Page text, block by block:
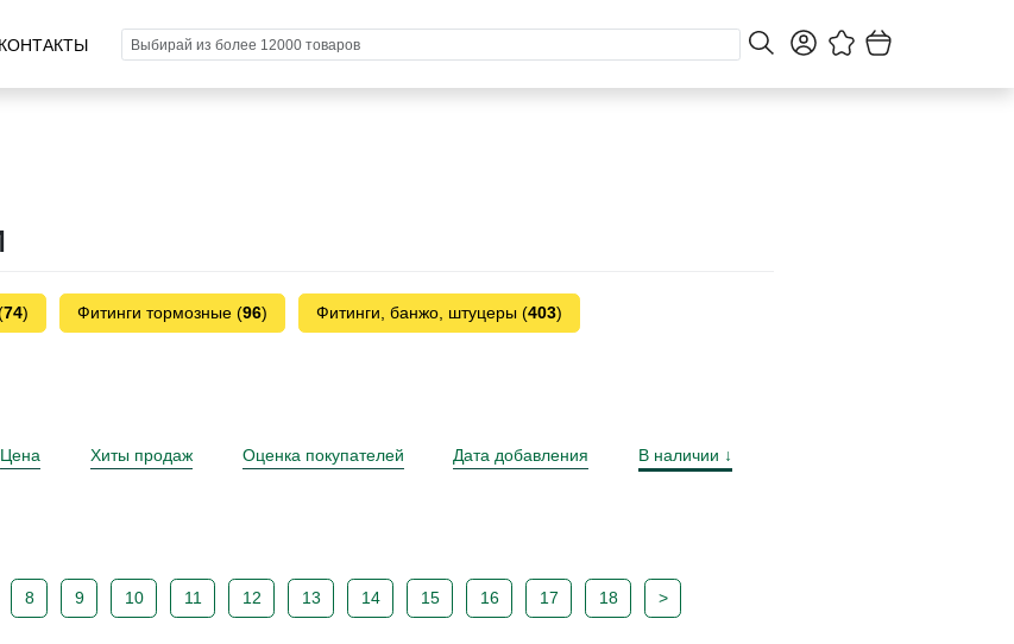
КОНТАКТЫ
74) Фитинги тормозные (96) Фитинги, банжо, штуцеры (403)
Цена Хиты продаж Оценка покупателей Дата добавления В наличии
8 9 10 11 12 13 14 15 16 17 18 >